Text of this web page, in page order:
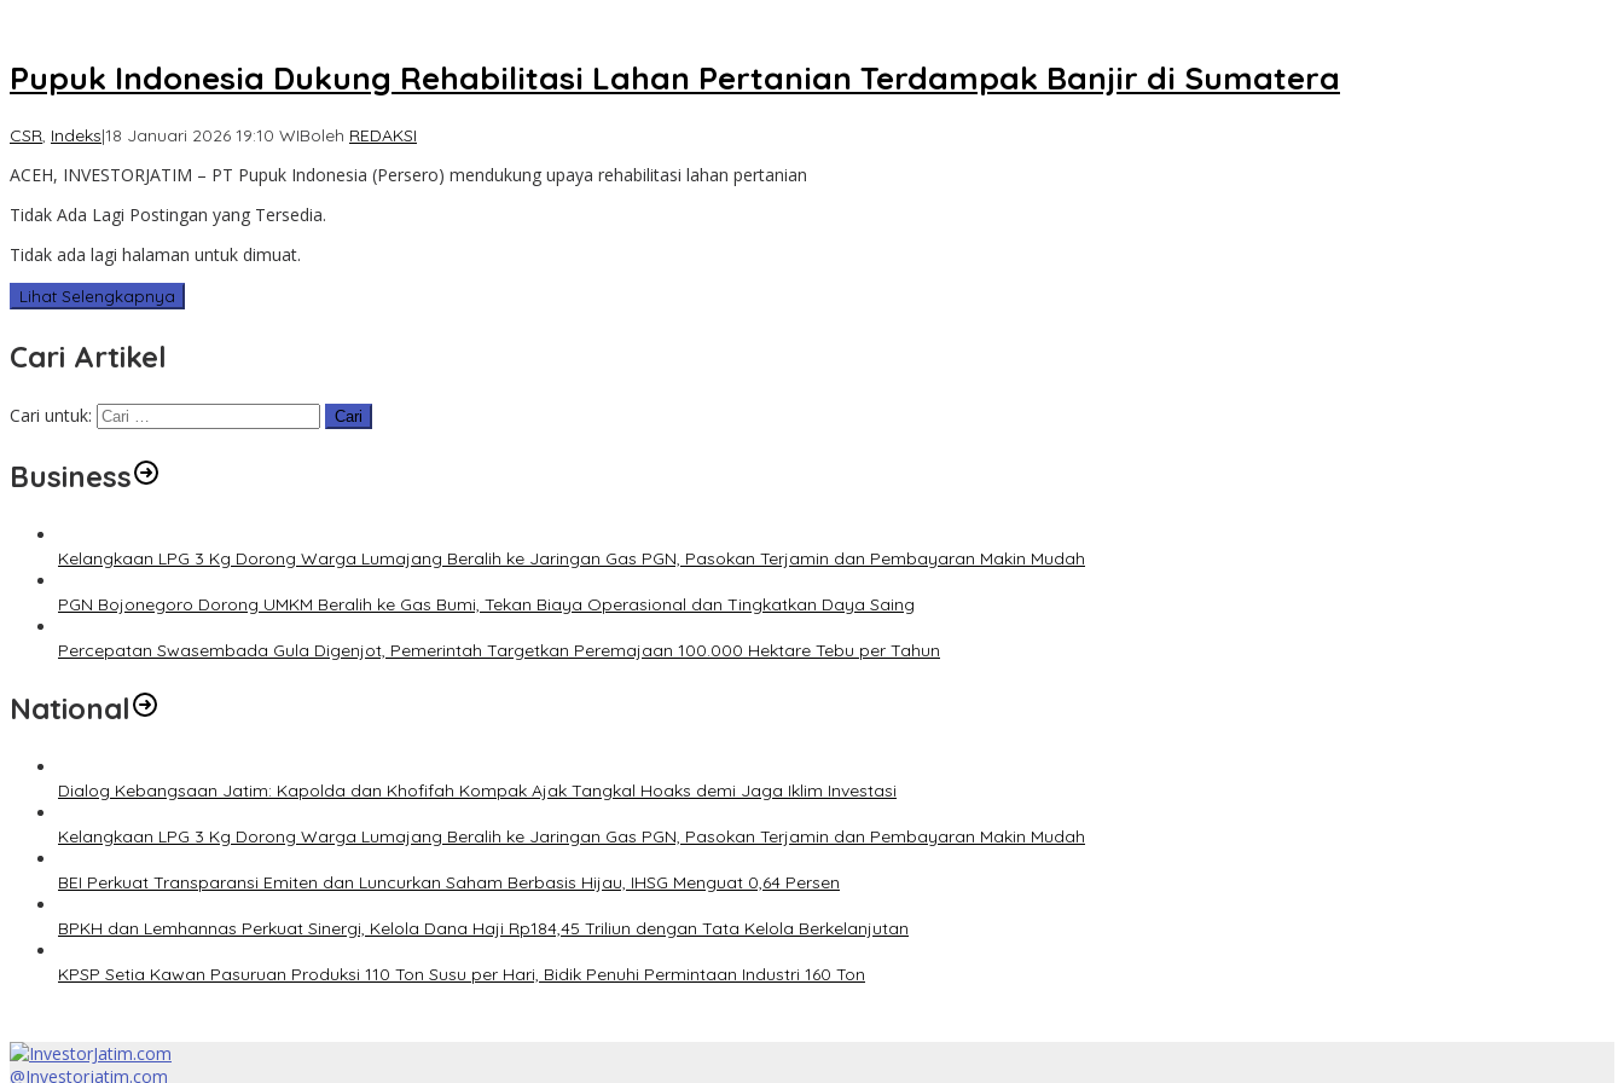
Pupuk Indonesia Dukung Rehabilitasi Lahan Pertanian Terdampak Banjir di Sumatera
CSR, Indeks|18 Januari 2026 19:10 WIBoleh REDAKSI
ACEH, INVESTORJATIM – PT Pupuk Indonesia (Persero) mendukung upaya rehabilitasi lahan pertanian
Tidak Ada Lagi Postingan yang Tersedia.
Tidak ada lagi halaman untuk dimuat.
Lihat Selengkapnya
Cari Artikel
Cari untuk:
Business
Kelangkaan LPG 3 Kg Dorong Warga Lumajang Beralih ke Jaringan Gas PGN, Pasokan Terjamin dan Pembayaran Makin Mudah
PGN Bojonegoro Dorong UMKM Beralih ke Gas Bumi, Tekan Biaya Operasional dan Tingkatkan Daya Saing
Percepatan Swasembada Gula Digenjot, Pemerintah Targetkan Peremajaan 100.000 Hektare Tebu per Tahun
National
Dialog Kebangsaan Jatim: Kapolda dan Khofifah Kompak Ajak Tangkal Hoaks demi Jaga Iklim Investasi
Kelangkaan LPG 3 Kg Dorong Warga Lumajang Beralih ke Jaringan Gas PGN, Pasokan Terjamin dan Pembayaran Makin Mudah
BEI Perkuat Transparansi Emiten dan Luncurkan Saham Berbasis Hijau, IHSG Menguat 0,64 Persen
BPKH dan Lemhannas Perkuat Sinergi, Kelola Dana Haji Rp184,45 Triliun dengan Tata Kelola Berkelanjutan
KPSP Setia Kawan Pasuruan Produksi 110 Ton Susu per Hari, Bidik Penuhi Permintaan Industri 160 Ton
@Investorjatim.com